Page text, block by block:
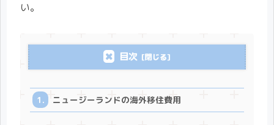
い。
目次
ニュージーランドの海外移住費用